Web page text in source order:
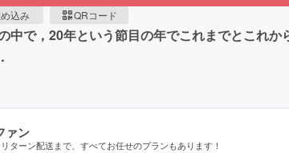
込み QRコード
で，20年という節目の年でこれまでとこれ
ァン
ターン配送まで、すべてお任せのプランもあります！